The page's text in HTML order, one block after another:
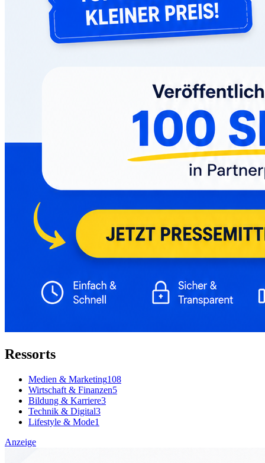
Ressorts
Medien & Marketing108
Wirtschaft & Finanzen5
Bildung & Karriere3
Technik & Digital3
Lifestyle & Mode1
Anzeige